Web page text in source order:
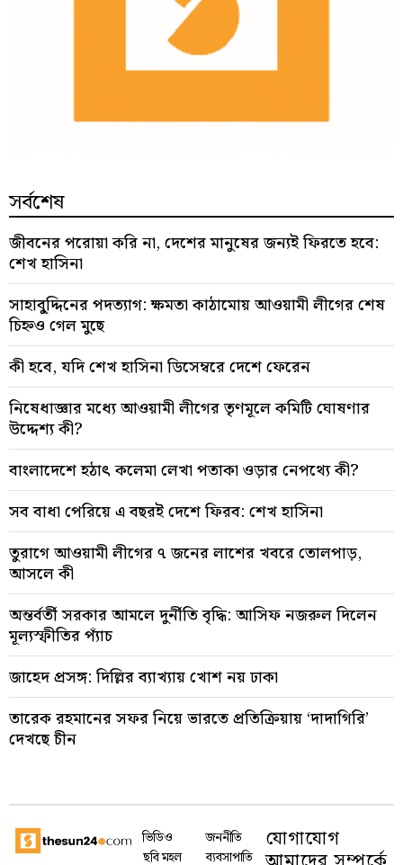
সর্বশেষ
জীবনের পরোয়া করি না, দেশের মানুষের জন্যই ফিরতে হবে:
শেখ হাসিনা
সাহাবু্দ্দিনের পদত্যাগ: ক্ষমতা কাঠামোয় আওয়ামী লীগের শেষ
চিহ্নও গেল মুছে
কী হবে, যদি শেখ হাসিনা ডিসেম্বরে দেশে ফেরেন
নিষেধাজ্ঞার মধ্যে আওয়ামী লীগের তৃণমূলে কমিটি ঘোষণার
উদ্দেশ্য কী?
বাংলাদেশে হঠাৎ কলেমা লেখা পতাকা ওড়ার নেপথ্যে কী?
সব বাধা পেরিয়ে এ বছরই দেশে ফিরব: শেখ হাসিনা
তুরাগে আওয়ামী লীগের ৭ জনের লাশের খবরে তোলপাড়,
আসলে কী
অন্তর্বর্তী সরকার আমলে দুর্নীতি বৃদ্ধি: আসিফ নজরুল দিলেন
মূল্যস্ফীতির প্যাঁচ
জাহেদ প্রসঙ্গ: দিল্লির ব্যাখ্যায় খোশ নয় ঢাকা
তারেক রহমানের সফর নিয়ে ভারতে প্রতিক্রিয়ায় ‘দাদাগিরি’
দেখছে চীন
ভিডিও
ছবি মহল
জননীতি
ব্যবসাপাতি
যোগাযোগ